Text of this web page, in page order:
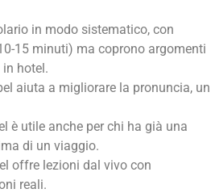
in modo sistematico, con
15 minuti) ma coprono argomenti
in hotel.
aiuta a migliorare la pronuncia, un
è utile anche per chi ha già una
di un viaggio.
offre lezioni dal vivo con
reali.